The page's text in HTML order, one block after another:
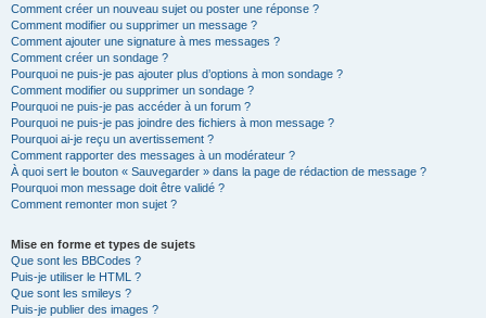
Comment créer un nouveau sujet ou poster une réponse ?
Comment modifier ou supprimer un message ?
Comment ajouter une signature à mes messages ?
Comment créer un sondage ?
Pourquoi ne puis-je pas ajouter plus d’options à mon sondage ?
Comment modifier ou supprimer un sondage ?
Pourquoi ne puis-je pas accéder à un forum ?
Pourquoi ne puis-je pas joindre des fichiers à mon message ?
Pourquoi ai-je reçu un avertissement ?
Comment rapporter des messages à un modérateur ?
À quoi sert le bouton « Sauvegarder » dans la page de rédaction de message ?
Pourquoi mon message doit être validé ?
Comment remonter mon sujet ?
Mise en forme et types de sujets
Que sont les BBCodes ?
Puis-je utiliser le HTML ?
Que sont les smileys ?
Puis-je publier des images ?